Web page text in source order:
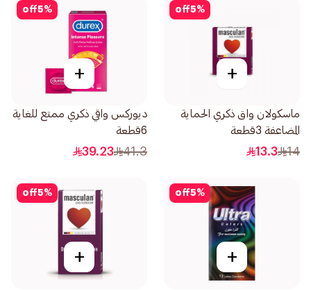
5%
off
+
ماسكولان واق ذكري الحماية
المضاعفة 3قطعة
14
13.3
5%
off
+
ديوركس واقي ذكري ممتع للغاية
6قطعة
41.3
39.23
5%
off
+
5%
off
+